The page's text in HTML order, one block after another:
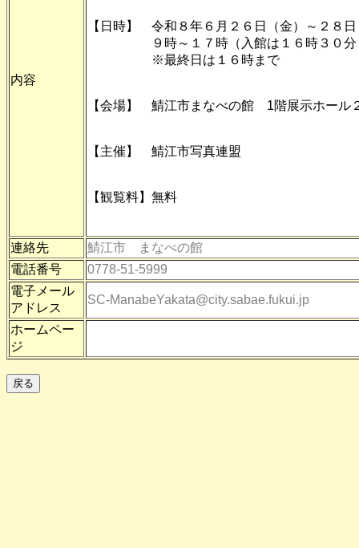
内容
【日時】 令和８年６月２６日（金）～２８
９時～１７時（入館は１６時３０分
※最終日は１６時まで
【会場】 鯖江市まなべの館 1階展示ホール
【主催】 鯖江市写真連盟
【観覧料】無料
連絡先
鯖江市 まなべの館
電話番号
0778-51-5999
電子メール
アドレス
SC-ManabeYakata@city.sabae.fukui.jp
ホームペー
ジ